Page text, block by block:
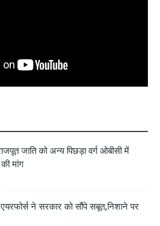
जाति को अन्य पिछड़ा वर्ग ओबीसी में
मांग
ने सरकार को सौंपे सबूत,निशाने पर